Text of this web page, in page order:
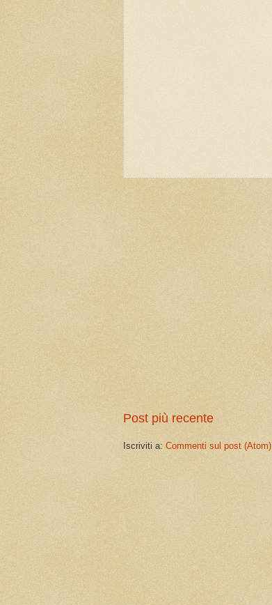
Post più recente
Iscriviti a: Commenti sul post (Atom)